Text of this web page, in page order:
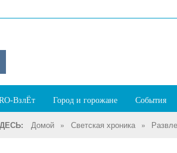
ВзлЁт Город и горожане События
Домой » Светская хроника »